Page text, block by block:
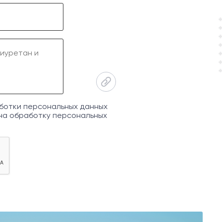
персональных данных
обработку персональных